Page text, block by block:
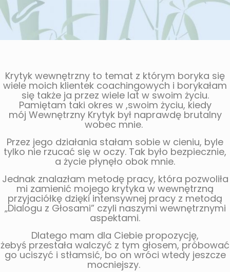
Krytyk wewnętrzny to temat z którym boryka się
wiele moich klientek coachingowych i borykałam
się także ja przez wiele lat w swoim życiu.
Pamiętam taki okres w ,swoim życiu, kiedy
mój Wewnętrzny Krytyk był naprawdę brutalny
wobec mnie.
Przez jego działania stałam sobie w cieniu, byle
tylko nie rzucać się w oczy. Tak było bezpiecznie,
a życie płynęło obok mnie.
Jednak znalazłam metodę pracy, która pozwoliła
mi zamienić mojego krytyka w wewnętrzną
przyjaciółkę dziękiintensywnej pracy z metodą
„Dialogu z Głosami” czyli naszymi wewnętrznymi
aspektami.
Dlatego mam dla Ciebie propozycję,
żebyś przestała walczyć z tym głosem, próbować
go uciszyć i stłamsić, bo on wróci wtedy jeszcze
mocniejszy.